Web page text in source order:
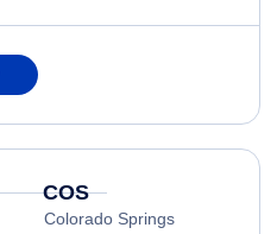
COS
Colorado Springs